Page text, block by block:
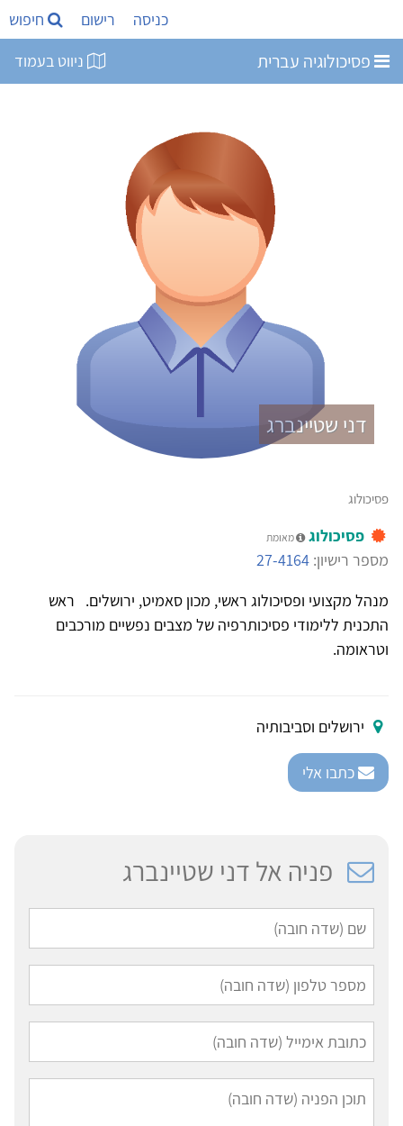
כניסה רישום חיפוש
פסיכולוגיה עברית ניווט בעמוד
דני שטיינברג
פסיכולוג
פסיכולוג מאומת
מספר רישיון: 27-4164
מנהל מקצועי ופסיכולוג ראשי, מכון סאמיט, ירושלים. ראש
התכנית ללימודי פסיכותרפיה של מצבים נפשיים מורכבים
וטראומה.
ירושלים וסביבותיה
כתבו אלי
פניה אל דני שטיינברג